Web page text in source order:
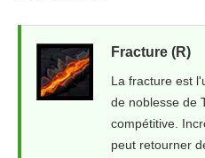
Fracture (R)
La fracture est
de noblesse de
compétitive.
peut retourner